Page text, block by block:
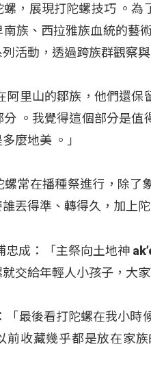
，展現打陀螺技巧 。
族、西拉雅族血統的藝
活動，透過跨族群觀察
阿里山的鄒族，他們還
。我覺得這個部分是
麼地美 。」
螺常在播種祭進行，除了
丟得準、轉得久，加上
忠成：「主祭向土地神
交給年輕人小孩子，大家
「最後看打陀螺在我小時
前收藏幾乎都是放在家